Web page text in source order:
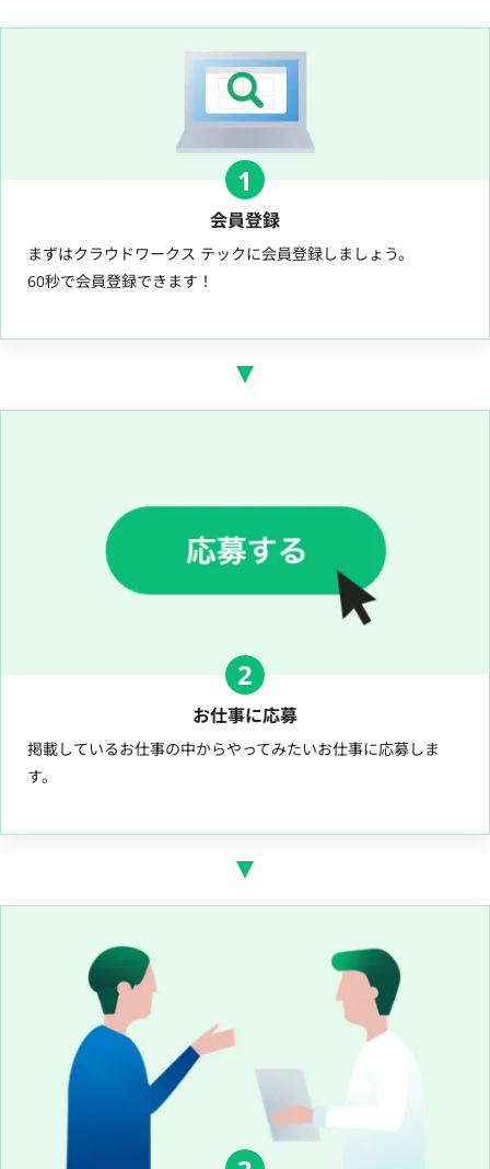
1
会員登録
まずはクラウドワークス テックに会員登録しましょう。
60秒で会員登録できます！
2
お仕事に応募
掲載しているお仕事の中からやってみたいお仕事に応募しま
す。